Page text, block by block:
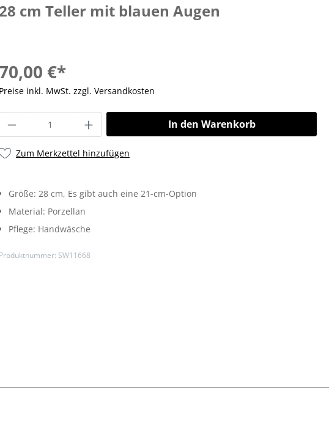
28 cm Teller mit blauen Augen
€*
Preise inkl. MwSt. zzgl. Versandkosten
In den Warenkorb
Zum Merkzettel hinzufügen
Größe: 28 cm, Es gibt auch eine 21-cm-Option
Material: Porzellan
Pflege: Handwäsche
Produktnummer: SW11668